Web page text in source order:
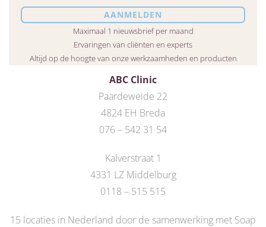
ABC Clinic
Paardeweide 22
4824 EH Breda
076 – 542 31 54
Kalverstraat 1
4331 LZ Middelburg
0118 – 515 515
15 locaties in Nederland door de samenwerking met Soap
Maximaal 1 nieuwsbrief per maand
Ervaringen van cliënten en experts
Altijd op de hoogte van onze werkzaamheden en producten